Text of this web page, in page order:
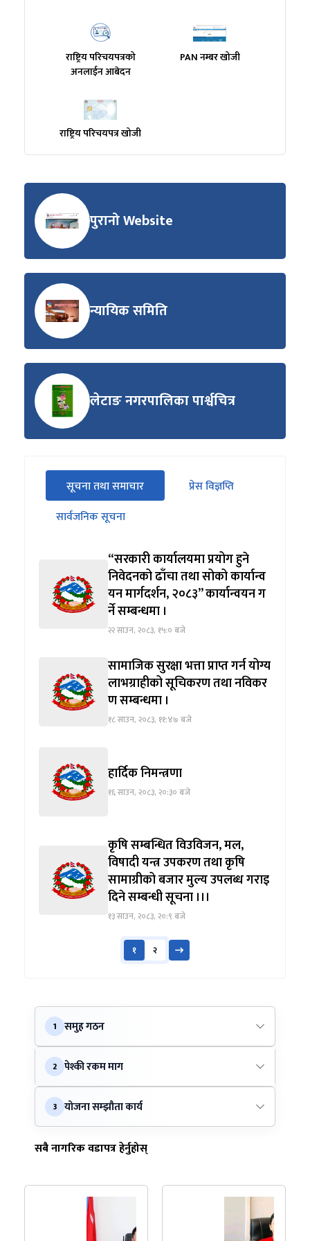
राष्ट्रिय परिचयपत्रको
अनलाईन आबेदन
PAN नम्बर खोजी
राष्ट्रिय परिचयपत्र खोजी
पुरानो Website
न्यायिक समिति
लेटाङ नगरपालिका पार्श्वचित्र
सीधा
पहिलो
ट्याबको
सूचना तथा समाचार
(सक्रिय ट्याब)
प्रेस विज्ञप्ति
सार्वजनिक सूचना
“सरकारी कार्यालयमा प्रयोग हुने
निवेदनको ढाँचा तथा सोको कार्यान्व
यन मार्गदर्शन, २०८३” कार्यान्वयन ग
र्ने सम्बन्धमा ।
२२ साउन, २०८३, १५:० बजे
सामाजिक सुरक्षा भत्ता प्राप्त गर्न योग्य
लाभग्राहीको सूचिकरण तथा नविकर
ण सम्बन्धमा ।
१८ साउन, २०८३, ११:४७ बजे
हार्दिक निमन्त्रणा
१६ साउन, २०८३, २०:३० बजे
कृषि सम्बन्धित विउविजन, मल,
विषादी यन्त्र उपकरण तथा कृषि
सामाग्रीको बजार मुल्य उपलब्ध गराइ
दिने सम्बन्धी सूचना ।।।
१३ साउन, २०८३, २०:९ बजे
१ २
1 समुह गठन
2 पेश्की रकम माग
3 योजना सम्झौता कार्य
सबै नागरिक वडापत्र हेर्नुहोस्